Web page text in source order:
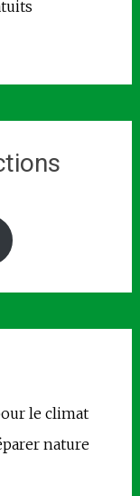
le climat
nature